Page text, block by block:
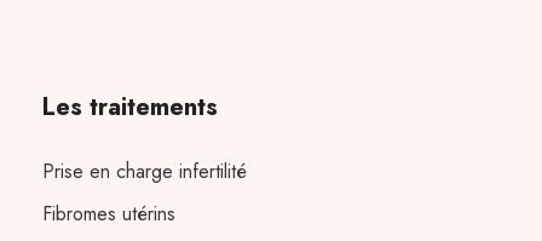
Les traitements
Prise en charge infertilité
Fibromes utérins